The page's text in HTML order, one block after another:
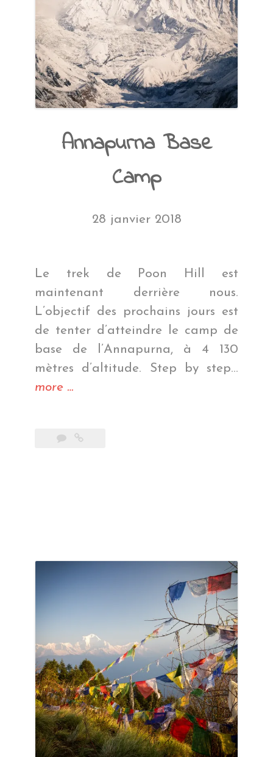
Annapurna Base
Camp
28 janvier 2018
Le trek de Poon Hill est
maintenant derrière nous.
L’objectif des prochains jours est
de tenter d’atteindre le camp de
base de l’Annapurna, à 4 130
mètres d’altitude. Step by step…
more « Annapurna
…